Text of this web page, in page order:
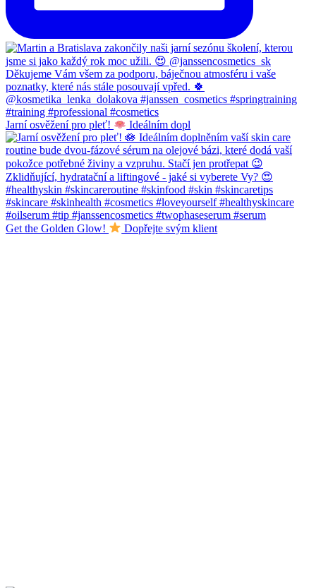
Jarní osvěžení pro pleť! Ideálním dopl
Get the Golden Glow! Dopřejte svým klient